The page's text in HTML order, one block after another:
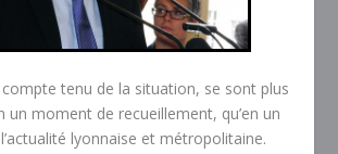
tenu de la situation, se sont plus
un moment de recueillement, qu’en un
lyonnaise et métropolitaine.